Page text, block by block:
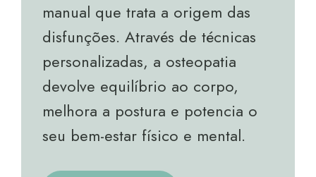
manual que trata a origem das
disfunções. Através de técnicas
personalizadas, a osteopatia
devolve equilíbrio ao corpo,
melhora a postura e potencia o
seu bem-estar físico e mental.